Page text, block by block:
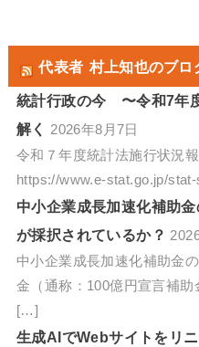
代表者 村上知也のブロ
統計行政の今 〜令和7年
解く
2026年8月7日
令和７年度統計法施行状況
https://www.e-stat.go.jp/
中小企業成長加速化補助
が採択されているか？
中小企業成長加速化補助金
金（通称：100億円宣言補
[…]
生成AIでWebサイトをリ